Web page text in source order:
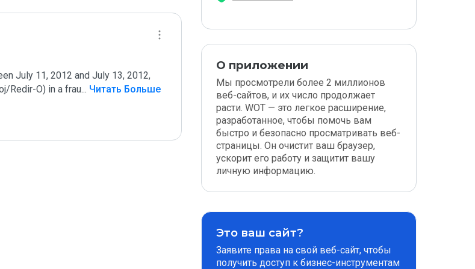
July 11, 2012 and July 13, 2012,
Redir-O) in a frau... Читать Больше
О приложении
Мы просмотрели более 2 миллионов
веб-сайтов, и их число продолжает
расти. WOT — это легкое расширение,
разработанное, чтобы помочь вам
быстро и безопасно просматривать веб-
страницы. Он очистит ваш браузер,
ускорит его работу и защитит вашу
личную информацию.
Это ваш сайт?
Заявите права на свой веб-сайт, чтобы
получить доступ к бизнес-инструментам